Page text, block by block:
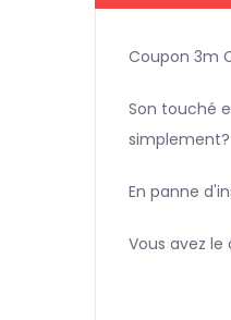
Coupon 3m
Son touché
simplement?
En panne
Vous avez le